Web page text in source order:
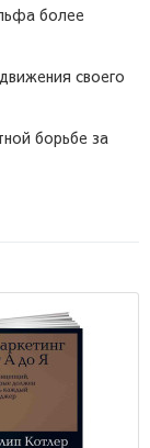
более
своего
борьбе за